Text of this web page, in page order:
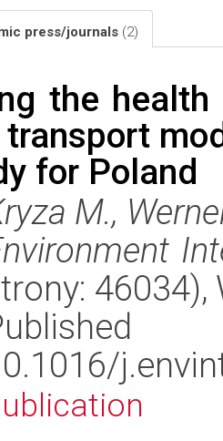
press/journals (2)
the
for Poland
M.,